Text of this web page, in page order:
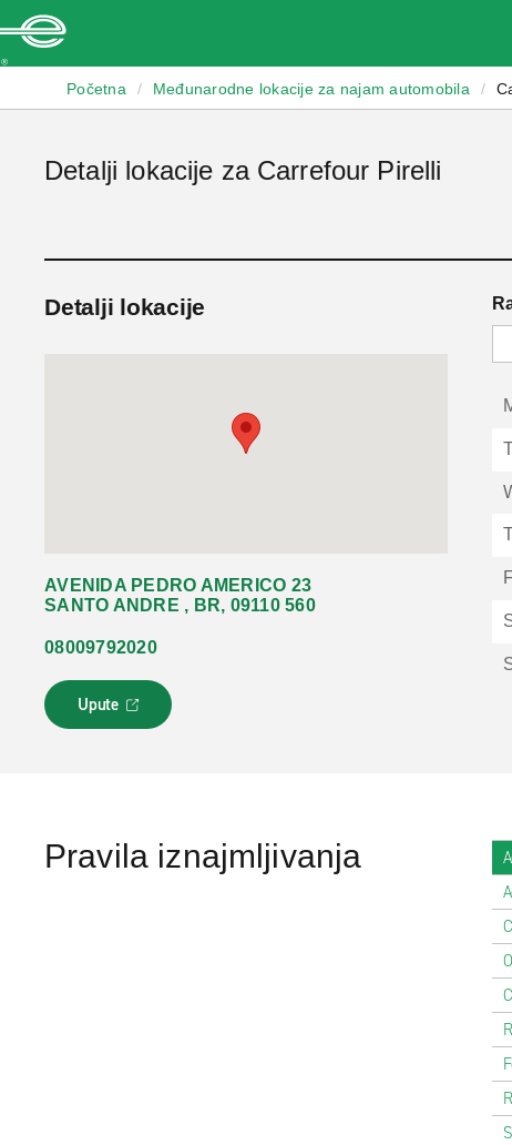
Početna / Međunarodne lokacije za najam automobila /
Detalji lokacije za Carrefour Pirelli
Detalji lokacije
AVENIDA PEDRO AMERICO 23
SANTO ANDRE , BR, 09110 560
08009792020
Upute
L
i
t
Pravila iznajmljivanja